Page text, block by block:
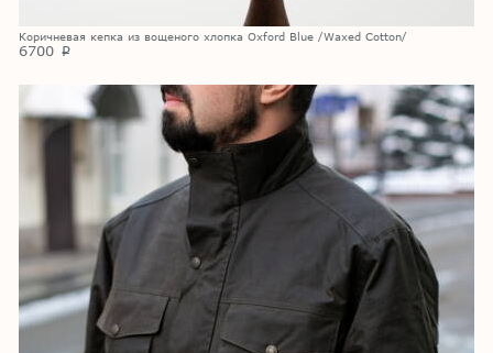
Коричневая кепка из вощеного хлопка Oxford Blue /Waxed Cotton/
6700 p